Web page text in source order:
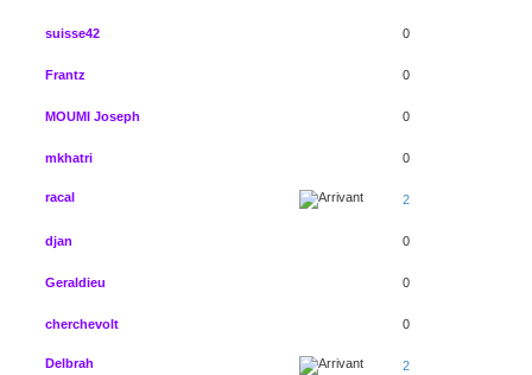
suisse42 0
Frantz 0
MOUMI Joseph 0
mkhatri 0
racal 2
djan 0
Geraldieu 0
cherchevolt 0
Delbrah 2